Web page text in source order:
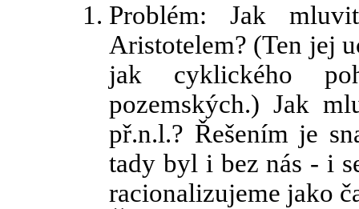
Problém: Jak
Aristotelem? (Ten jej
jak cyklického
pozemských.) Jak
př.n.l.? Řešením je
tady byl i bez nás - i
racionalizujeme jako